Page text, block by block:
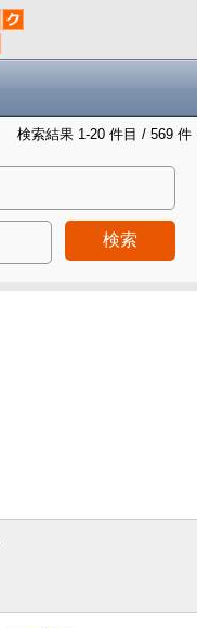
検索結果 1-20 件目 / 569 件
検索